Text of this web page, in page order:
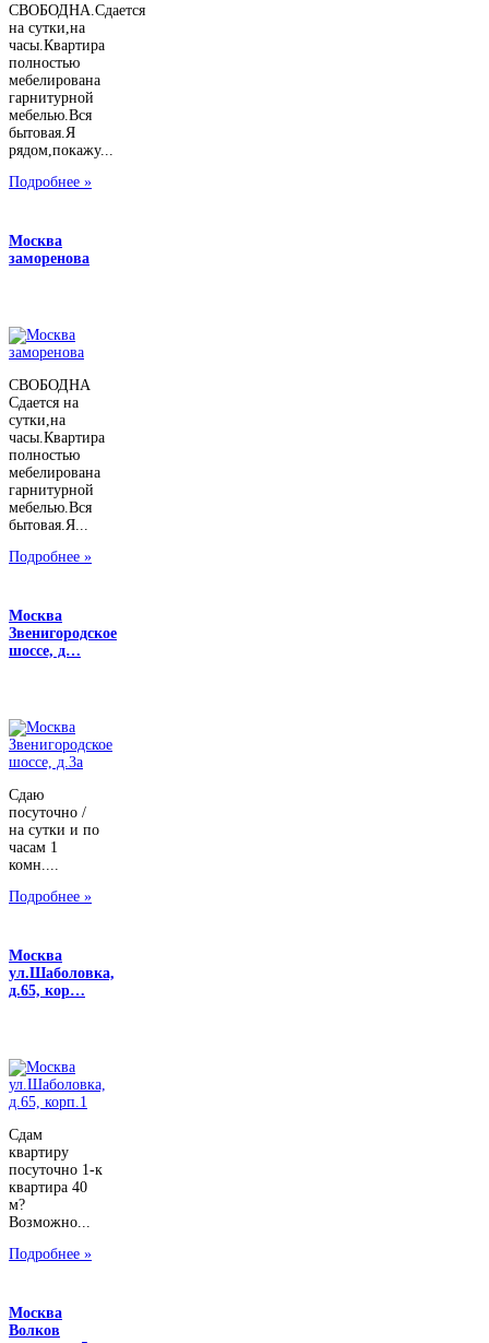
СВОБОДНА.Сдается
на сутки,на
часы.Квартира
полностью
мебелирована
гарнитурной
мебелью.Вся
бытовая.Я
рядом,покажу...
Подробнее »
Москва
заморенова
СВОБОДНА
Сдается на
сутки,на
часы.Квартира
полностью
мебелирована
гарнитурной
мебелью.Вся
бытовая.Я...
Подробнее »
Москва
Звенигородское
шоссе, д…
Сдаю
посуточно /
на сутки и по
часам 1
комн....
Подробнее »
Москва
ул.Шаболовка,
д.65, кор…
Сдам
квартиру
посуточно 1-к
квартира 40
м?
Возможно...
Подробнее »
Москва
Волков